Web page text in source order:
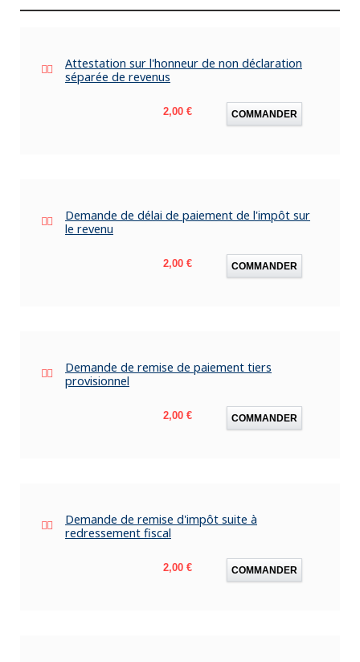
Attestation sur l'honneur de non déclaration
séparée de revenus
Prix
2,00 € COMMANDER
Demande de délai de paiement de l'impôt sur
le revenu
Prix
2,00 € COMMANDER
Demande de remise de paiement tiers
provisionnel
Prix
2,00 € COMMANDER
Demande de remise d'impôt suite à
redressement fiscal
Prix
2,00 € COMMANDER